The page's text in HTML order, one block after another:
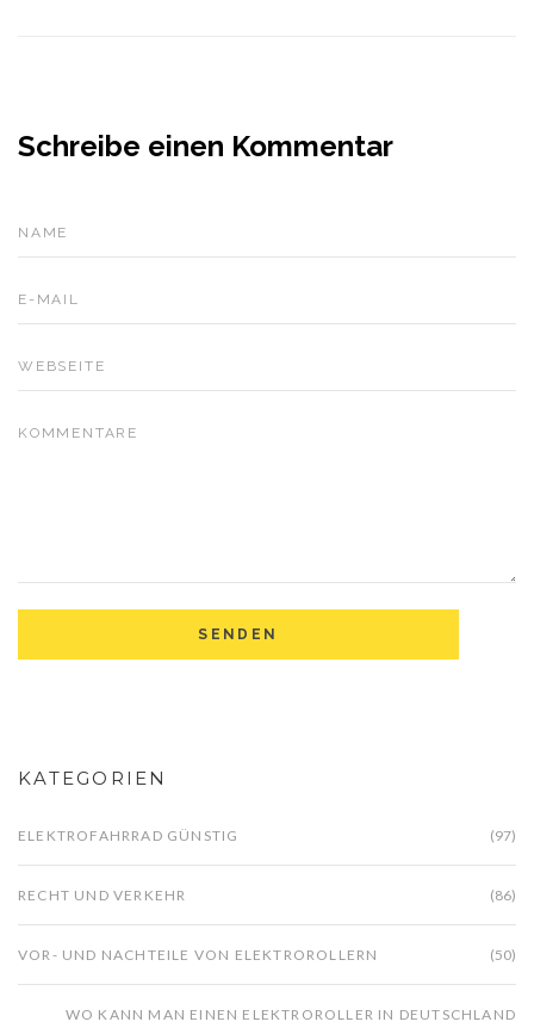
Schreibe einen Kommentar
KATEGORIEN
ELEKTROFAHRRAD GÜNSTIG (97)
RECHT UND VERKEHR (86)
VOR- UND NACHTEILE VON ELEKTROROLLERN (50)
WO KANN MAN EINEN ELEKTROROLLER IN DEUTSCHLAND